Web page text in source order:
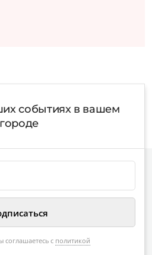
событиях в вашем
городе
соглашаетесь с политикой